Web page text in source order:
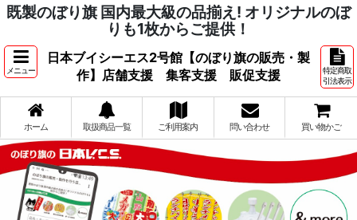
既製のぼり旗 国内最大級の品揃え! オリジナルのぼ
りも1枚からご提供！
メニュー
日本ブイシーエス2号館【のぼり旗の販売・製
作】店舗支援 集客支援 販促支援
特定商取
引法表示
ホーム 取扱商品一覧 ご利用案内 問い合わせ 買い物かご